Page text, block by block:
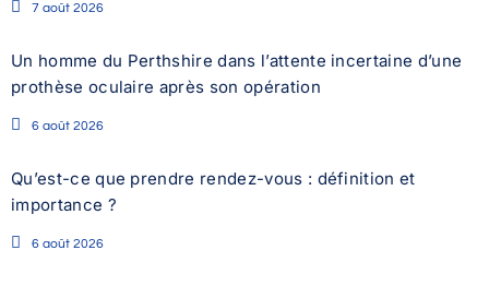
7 août 2026
Un homme du Perthshire dans l’attente incertaine d’une
prothèse oculaire après son opération
6 août 2026
Qu’est-ce que prendre rendez-vous : définition et
importance ?
6 août 2026